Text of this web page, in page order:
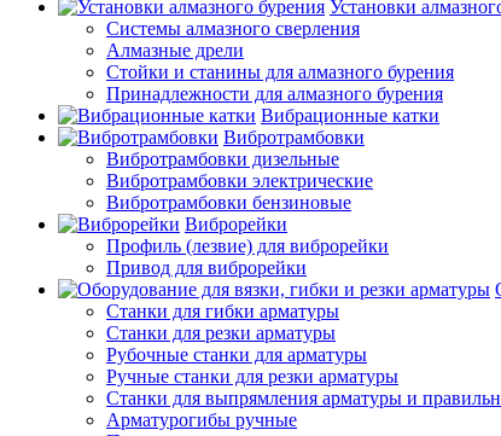
Установки
Системы алмазного сверления
Алмазные дрели
Стойки и станины для алмазного бурения
Принадлежности для алмазного бурения
Вибрационные катки
Вибротрамбовки
Вибротрамбовки дизельные
Вибротрамбовки электрические
Вибротрамбовки бензиновые
Виброрейки
Профиль (лезвие) для виброрейки
Привод для виброрейки
Станки для гибки арматуры
Станки для резки арматуры
Рубочные станки для арматуры
Ручные станки для резки арматуры
Станки для выпрямления арматуры и
Арматурогибы ручные